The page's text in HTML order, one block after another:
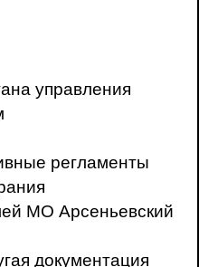
управления
регламенты
МО Арсеньевский
документация